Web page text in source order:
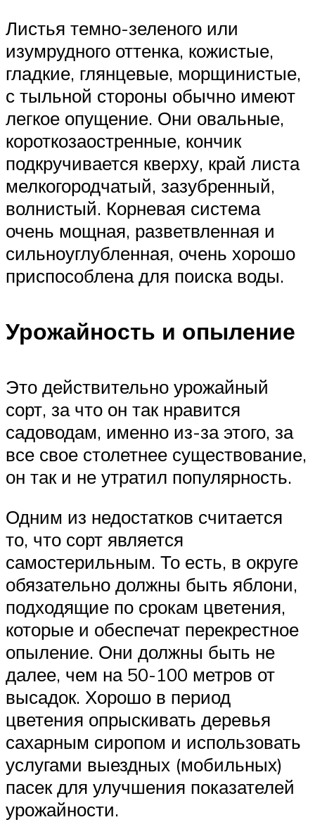
Листья темно-зеленого или
изумрудного оттенка, кожистые,
гладкие, глянцевые, морщинистые,
с тыльной стороны обычно имеют
легкое опущение. Они овальные,
короткозаостренные, кончик
подкручивается кверху, край листа
мелкогородчатый, зазубренный,
волнистый. Корневая система
очень мощная, разветвленная и
сильноуглубленная, очень хорошо
приспособлена для поиска воды.
Урожайность и опыление
Это действительно урожайный
сорт, за что он так нравится
садоводам, именно из-за этого, за
все свое столетнее существование,
он так и не утратил популярность.
Одним из недостатков считается
то, что сорт является
самостерильным. То есть, в округе
обязательно должны быть яблони,
подходящие по срокам цветения,
которые и обеспечат перекрестное
опыление. Они должны быть не
далее, чем на 50-100 метров от
высадок. Хорошо в период
цветения опрыскивать деревья
сахарным сиропом и использовать
услугами выездных (мобильных)
пасек для улучшения показателей
урожайности.